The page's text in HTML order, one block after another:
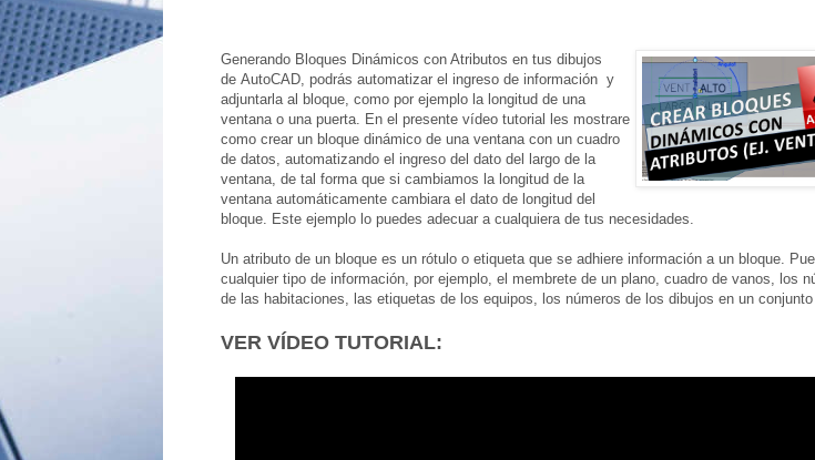
Generando Bloques Dinámicos con Atributos en tus dibujos
de AutoCAD, podrás automatizar el ingreso de información y
adjuntarla al bloque, como por ejemplo la longitud de una
ventana o una puerta. En el presente vídeo tutorial les mostrare
como crear un bloque dinámico de una ventana con un cuadro
de datos, automatizando el ingreso del dato del largo de la
ventana, de tal forma que si cambiamos la longitud de la
ventana automáticamente cambiara el dato de longitud del
bloque. Este ejemplo lo puedes adecuar a cualquiera de tus necesidades.
Un atributo de un bloque es un rótulo o etiqueta que se adhiere información a un bloque.
cualquier tipo de información, por ejemplo, el membrete de un plano, cuadro de vanos, los
de las habitaciones, las etiquetas de los equipos, los números de los dibujos en un
VER VÍDEO TUTORIAL: